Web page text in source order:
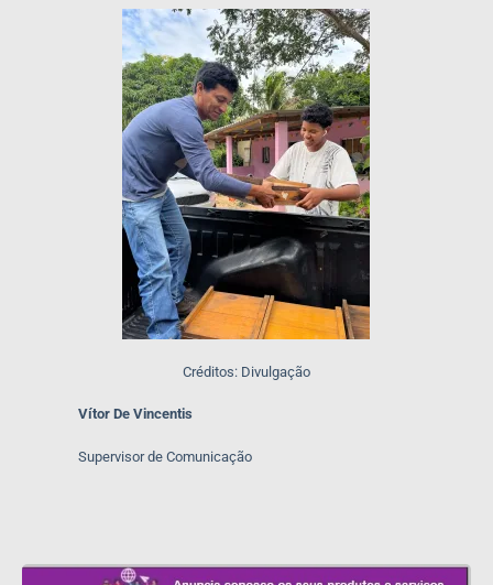
Créditos: Divulgação
Vítor De Vincentis
Supervisor de Comunicação